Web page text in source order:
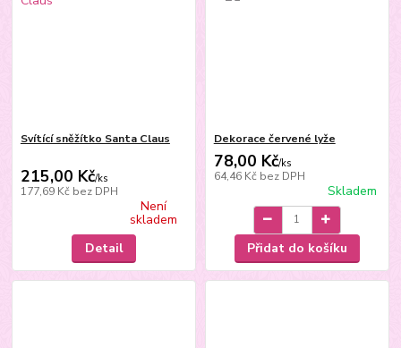
Svítící sněžítko Santa Claus
215,00 Kč/ks
177,69 Kč bez DPH
Není
skladem
Detail
Dekorace červené lyže
78,00 Kč/ks
64,46 Kč bez DPH
Skladem
Přidat do košíku